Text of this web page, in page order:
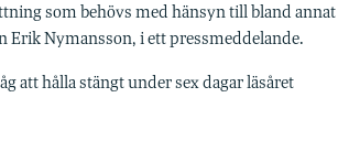
som behövs med hänsyn till bland annat
Nymansson, i ett pressmeddelande.
att hålla stängt under sex dagar läsåret